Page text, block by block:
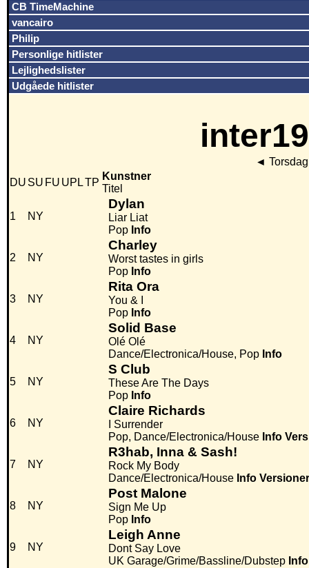
CB TimeMachine
vancairo
Philip
Personlige hitlister
Lejlighedslister
Udgåede hitlister
◄
DU SU FU UPLTP
Kunstner
Titel
1 NY
Dylan
Liar Liat
Pop Info
2 NY
Charley
Worst tastes in girls
Pop Info
3 NY
Rita Ora
You & I
Pop Info
4 NY
Solid Base
Olé Olé
Dance/Electronica/House, Pop Info
5 NY
S Club
These Are The Days
Pop Info
6 NY
Claire Richards
I Surrender
Pop, Dance/Electronica/House Info
7 NY
R3hab, Inna & Sash!
Rock My Body
Dance/Electronica/House Info Versioner
8 NY
Post Malone
Sign Me Up
Pop Info
9 NY
Leigh Anne
Dont Say Love
UK Garage/Grime/Bassline/Dubstep Info